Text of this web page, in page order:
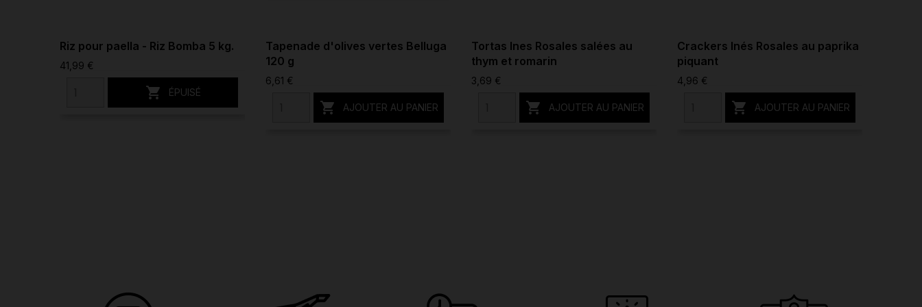
Riz pour paella - Riz Bomba 5 kg.
41,99 €
 ÉPUISÉ
Tapenade d'olives vertes Belluga
120 g
6,61 €
 AJOUTER AU PANIER
Tortas Ines Rosales salées au
thym et romarin
3,69 €
 AJOUTER AU PANIER
Crackers Inés Rosales au paprika
piquant
4,96 €
 AJOUTER AU PANIER